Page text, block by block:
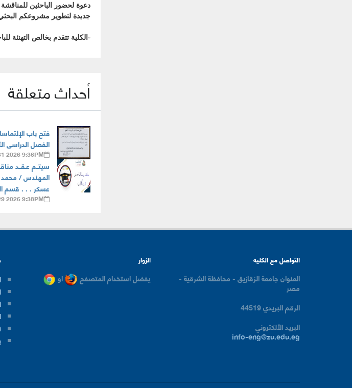
دعوة لحضور الباحثين
جديدة لتطوير مشروعكم
▫️الكلية تتقدم بخالص التهنئة
أحداث متعلقة
فتح باب
الفصل الدراسى
2026 9:36PM
سيتــم عـقــد
المهندس /
عسكر . . . قسم
2026 9:38PM
الزوار
يفضل استخدام المتصفح او
التواصل مع الكليه
العنوان جامعة الزقازيق - محافظة الشرقية -
مصر
الرقم البريدي44519
البريد الألكتروني
info-eng@zu.edu.eg